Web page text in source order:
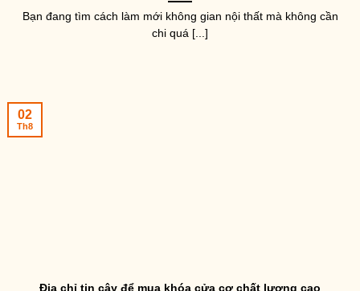
Bạn đang tìm cách làm mới không gian nội thất mà không cần
chi quá [...]
Địa chỉ tin cậy để mua khóa cửa cơ chất lượng cao
02
Th8